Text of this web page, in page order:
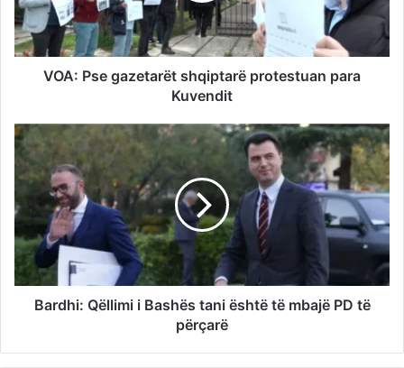
VOA: Pse gazetarët shqiptarë protestuan para
Kuvendit
Bardhi: Qëllimi i Bashës tani është të mbajë PD të
përçarë